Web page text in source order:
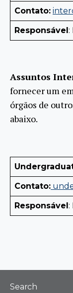
Contato:
Responsável:
Assuntos
fornecer um
órgãos de
abaixo.
Contato:
Responsável:
Search